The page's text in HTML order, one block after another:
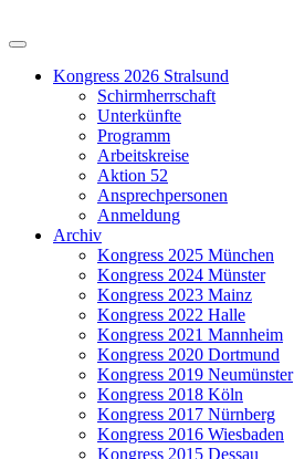
Kongress 2026 Stralsund
Schirmherrschaft
Unterkünfte
Programm
Arbeitskreise
Aktion 52
Ansprechpersonen
Anmeldung
Archiv
Kongress 2025 München
Kongress 2024 Münster
Kongress 2023 Mainz
Kongress 2022 Halle
Kongress 2021 Mannheim
Kongress 2020 Dortmund
Kongress 2019 Neumünster
Kongress 2018 Köln
Kongress 2017 Nürnberg
Kongress 2016 Wiesbaden
Kongress 2015 Dessau